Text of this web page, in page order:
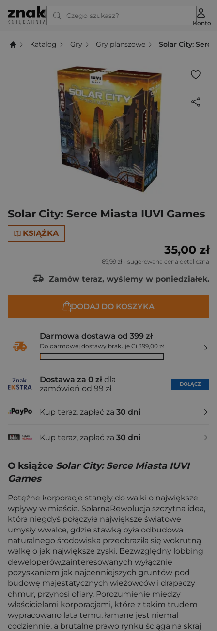
Czego szukasz?
Konto
Katalog Gry Gry planszowe Solar City:
Solar City: Serce Miasta IUVI Games
KSIĄŻKA
35,00 zł
69,99 zł - sugerowana cena detaliczna
Zamów teraz, wyślemy w poniedziałek.
DODAJ DO KOSZYKA
Darmowa dostawa od 399 zł
Do darmowej dostawy brakuje Ci 399,00 zł
Dostawa za 0 zł dla
zamówień od 99 zł
DOŁĄCZ
Kup teraz, zapłać za 30 dni
Kup teraz, zapłać za 30 dni
O książce Solar City: Serce Miasta IUVI
Games
Potężne korporacje stanęły do walki o największe
wpływy w mieście. SolarnaRewolucja szczytna idea,
która niegdyś połączyła największe światowe
umysły wwalce, gdzie stawką była odbudowa
naturalnego środowiska przeobraziła się wokrutną
walkę o jak największe zyski. Bezwzględny lobbing
deweloperów,zainteresowanych wyłącznie
pozyskaniem jak najcenniejszych gruntów pod
budowę majestatycznych wieżowców i drapaczy
chmur, przynosi ofiary. Porozumienie między
właścicielami korporacjami, które z takim trudem
wypracowano lata temu, łamane jest niemal
codziennie, a brutalne prawo rynku ściąga na skraj